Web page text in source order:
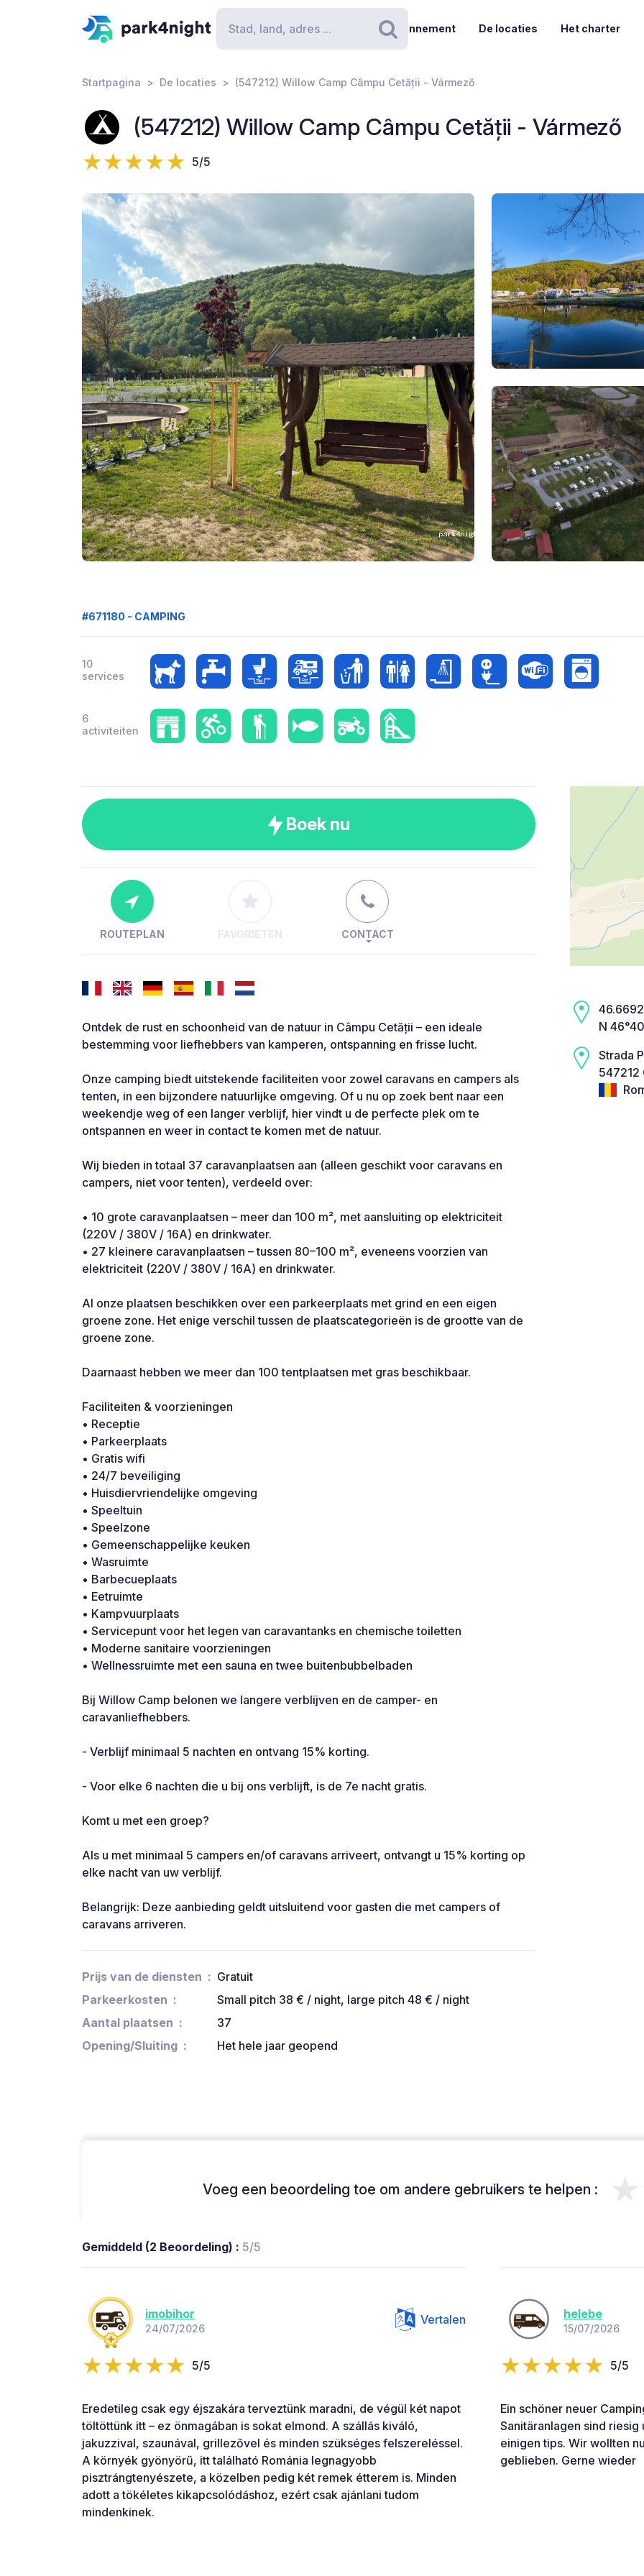
Zoeken
Abonnement De locaties Het charter
Startpagina De locaties (547212) Willow Camp Câmpu Cetății - Vármező
(547212) Willow Camp Câmpu Cetății - Vármező
5/5
#671180 - CAMPING
10
services
6
activiteiten
Boek nu
ROUTEPLAN FAVORIETEN CONTACT
Ontdek de rust en schoonheid van de natuur in Câmpu Cetății – een ideale
bestemming voor liefhebbers van kamperen, ontspanning en frisse lucht.
Onze camping biedt uitstekende faciliteiten voor zowel caravans en campers als
tenten, in een bijzondere natuurlijke omgeving. Of u nu op zoek bent naar een
weekendje weg of een langer verblijf, hier vindt u de perfecte plek om te
ontspannen en weer in contact te komen met de natuur.
Wij bieden in totaal 37 caravanplaatsen aan (alleen geschikt voor caravans en
campers, niet voor tenten), verdeeld over:
• 10 grote caravanplaatsen – meer dan 100 m², met aansluiting op elektriciteit
(220V / 380V / 16A) en drinkwater.
• 27 kleinere caravanplaatsen – tussen 80–100 m², eveneens voorzien van
elektriciteit (220V / 380V / 16A) en drinkwater.
Al onze plaatsen beschikken over een parkeerplaats met grind en een eigen
groene zone. Het enige verschil tussen de plaatscategorieën is de grootte van de
groene zone.
Daarnaast hebben we meer dan 100 tentplaatsen met gras beschikbaar.
Faciliteiten & voorzieningen
• Receptie
• Parkeerplaats
• Gratis wifi
• 24/7 beveiliging
• Huisdiervriendelijke omgeving
• Speeltuin
• Speelzone
• Gemeenschappelijke keuken
• Wasruimte
• Barbecueplaats
• Eetruimte
• Kampvuurplaats
• Servicepunt voor het legen van caravantanks en chemische toiletten
• Moderne sanitaire voorzieningen
• Wellnessruimte met een sauna en twee buitenbubbelbaden
Bij Willow Camp belonen we langere verblijven en de camper- en
caravanliefhebbers.
- Verblijf minimaal 5 nachten en ontvang 15% korting.
- Voor elke 6 nachten die u bij ons verblijft, is de 7e nacht gratis.
Komt u met een groep?
Als u met minimaal 5 campers en/of caravans arriveert, ontvangt u 15% korting op
elke nacht van uw verblijf.
Belangrijk: Deze aanbieding geldt uitsluitend voor gasten die met campers of
caravans arriveren.
Prijs van de diensten
Gratuit
Parkeerkosten
Small pitch 38 € / night, large pitch 48 € / night
Aantal plaatsen
37
Opening/Sluiting
Het hele jaar geopend
N
Strada
547212
Voeg een beoordeling toe om andere gebruikers te helpen :
Gemiddeld (2 Beoordeling) : 5/5
imobihor
24/07/2026
Vertalen
5/5
Eredetileg csak egy éjszakára terveztünk maradni, de végül két napot
töltöttünk itt – ez önmagában is sokat elmond. A szállás kiváló,
jakuzzival, szaunával, grillezővel és minden szükséges felszereléssel.
A környék gyönyörű, itt található Románia legnagyobb
pisztrángtenyészete, a közelben pedig két remek étterem is. Minden
adott a tökéletes kikapcsolódáshoz, ezért csak ajánlani tudom
mindenkinek.
helebe
15/07/2026
5/5
Ein schöner neuer
Sanitäranlagen sind
einigen tips. Wir wollten
geblieben. Gerne wieder